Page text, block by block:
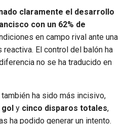
claramente el desarrollo
con un 62% de
en campo rival ante una
El control del balón ha
no se ha traducido en
ha sido más incisivo,
gol y cinco disparos totales,
ha podido generar un intento.